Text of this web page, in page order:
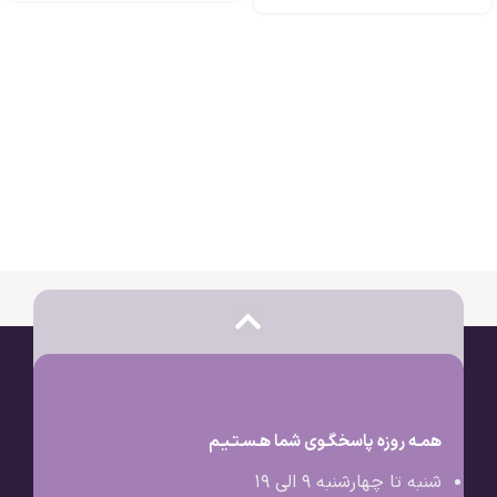
همـه روزه پاسخگـوی شما هـسـتـیـم
شنبه تا چهارشنبه 9 الی ۱۹